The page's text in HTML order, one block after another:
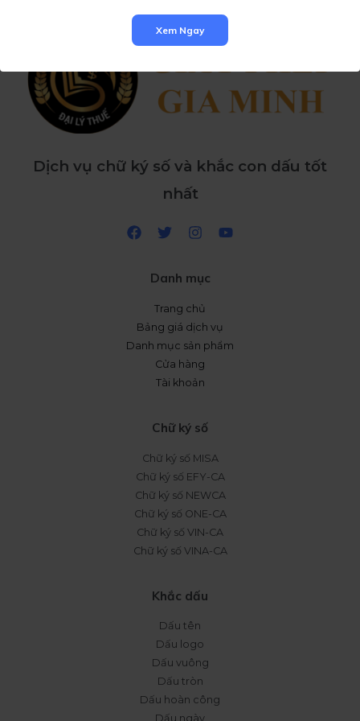
Xem Ngay
Dịch vụ chữ ký số và khắc con dấu tốt
nhất
Danh mục
Trang chủ
Bảng giá dịch vụ
Danh mục sản phẩm
Cửa hàng
Tài khoản
Chữ ký số
Chữ ký số MISA
Chữ ký số EFY-CA
Chữ ký số NEWCA
Chữ ký số ONE-CA
Chữ ký số VIN-CA
Chữ ký số VINA-CA
Khắc dấu
Dấu tên
Dấu logo
Dấu vuông
Dấu tròn
Dấu hoàn công
Dấu ngày